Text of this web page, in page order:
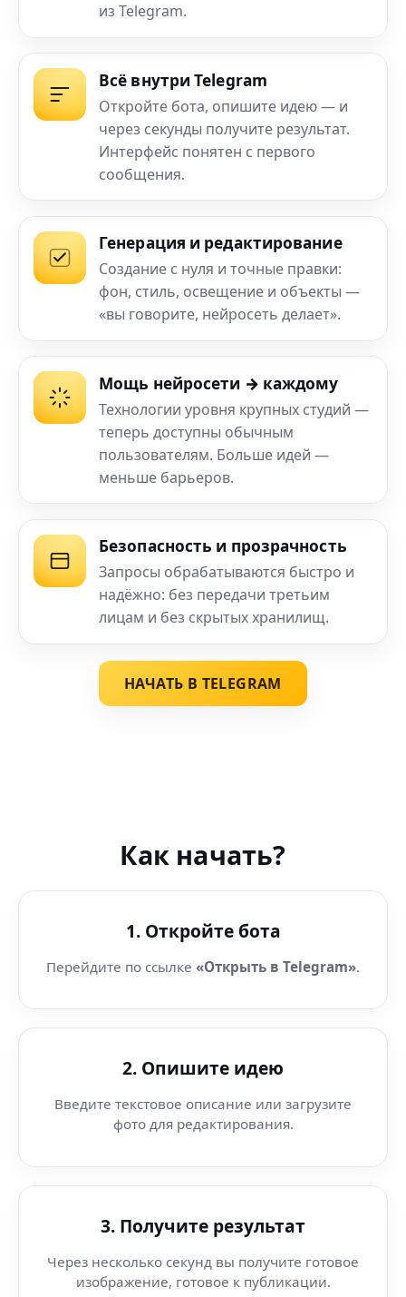
из Telegram.
Всё внутри Telegram
Откройте бота, опишите идею — и
через секунды получите результат.
Интерфейс понятен с первого
сообщения.
Генерация и редактирование
Создание с нуля и точные правки:
фон, стиль, освещение и объекты —
«вы говорите, нейросеть делает».
Мощь нейросети → каждому
Технологии уровня крупных студий —
теперь доступны обычным
пользователям. Больше идей —
меньше барьеров.
Безопасность и прозрачность
Запросы обрабатываются быстро и
надёжно: без передачи третьим
лицам и без скрытых хранилищ.
НАЧАТЬ В TELEGRAM
Как начать?
1. Откройте бота
Перейдите по ссылке «Открыть в Telegram».
2. Опишите идею
Введите текстовое описание или загрузите
фото для редактирования.
3. Получите результат
Через несколько секунд вы получите готовое
изображение, готовое к публикации.